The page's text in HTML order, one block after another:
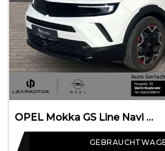
OPEL Mokka GS Line Navi Digitales Cockpit LED Apple C